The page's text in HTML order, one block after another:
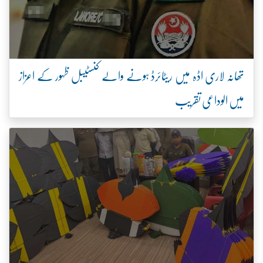
تھانہ لاری اڈہ میں ریٹائرڈ ہونے والے کنسٹیبل ظہور کے اعزاز
میں الوداعی تقریب